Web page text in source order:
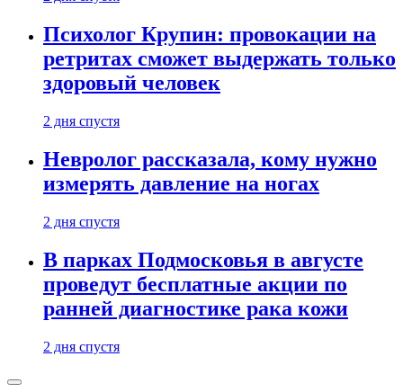
Психолог Крупин: провокации на
ретритах сможет выдержать только
здоровый человек
2 дня спустя
Невролог рассказала, кому нужно
измерять давление на ногах
2 дня спустя
В парках Подмосковья в августе
проведут бесплатные акции по
ранней диагностике рака кожи
2 дня спустя